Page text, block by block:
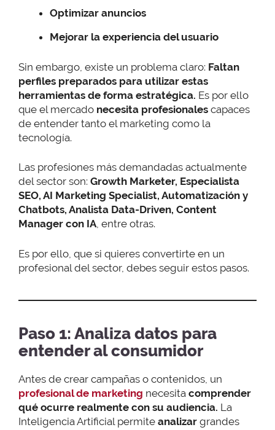
Optimizar anuncios
Mejorar la experiencia del usuario
Sin embargo, existe un problema claro: Faltan
perfiles preparados para utilizar estas
herramientas de forma estratégica. Es por ello
que el mercado necesita profesionales capaces
de entender tanto el marketing como la
tecnología.
Las profesiones más demandadas actualmente
del sector son: Growth Marketer, Especialista
SEO, AI Marketing Specialist, Automatización y
Chatbots, Analista Data-Driven, Content
Manager con IA, entre otras.
Es por ello, que si quieres convertirte en un
profesional del sector, debes seguir estos pasos.
Paso 1: Analiza datos para
entender al consumidor
Antes de crear campañas o contenidos, un
profesional de marketing necesita comprender
qué ocurre realmente con su audiencia. La
Inteligencia Artificial permite analizar grandes